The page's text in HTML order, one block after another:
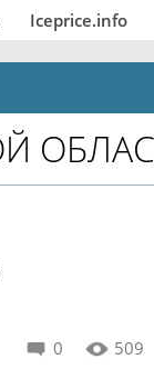
Iceprice.info
0 509